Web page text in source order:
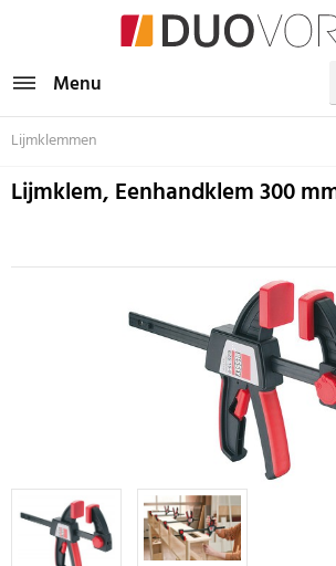
Menu
Lijmklemmen
Lijmklem, Eenhandklem 300